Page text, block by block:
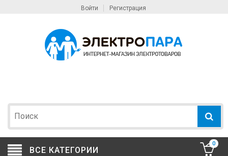
Войти Регистрация
ВСЕ КАТЕГОРИИ
0